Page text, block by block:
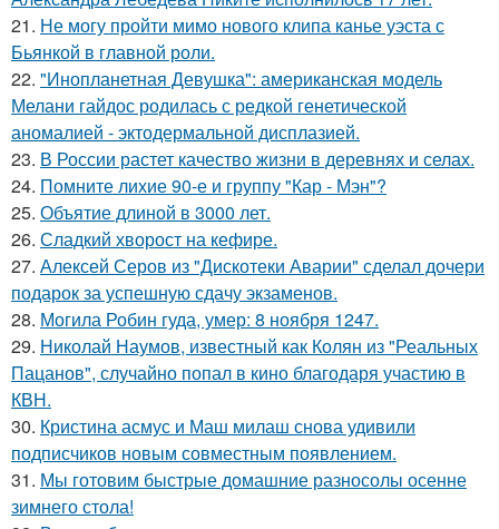
21. Не могу пройти мимо нового клипа канье уэста с
Бьянкой в главной роли.
22. "Инопланетная Девушка": американская модель
Мелани гайдос родилась с редкой генетической
аномалией - эктодермальной дисплазией.
23. В России растет качество жизни в деревнях и селах.
24. Помните лихие 90-е и группу "Кар - Мэн"?
25. Объятие длиной в 3000 лет.
26. Сладкий хворост на кефире.
27. Алексей Серов из "Дискотеки Аварии" сделал дочери
подарок за успешную сдачу экзаменов.
28. Могила Робин гуда, умер: 8 ноября 1247.
29. Николай Наумов, известный как Колян из "Реальных
Пацанов", случайно попал в кино благодаря участию в
КВН.
30. Кристина асмус и Маш милаш снова удивили
подписчиков новым совместным появлением.
31. Мы готовим быстрые домашние разносолы осенне
зимнего стола!